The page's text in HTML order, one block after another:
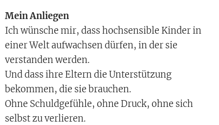
Mein Anliegen
Ich wünsche mir, dass hochsensible Kinder in
einer Welt aufwachsen dürfen, in der sie
verstanden werden.
Und dass ihre Eltern die Unterstützung
bekommen, die sie brauchen.
Ohne Schuldgefühle, ohne Druck, ohne sich
selbst zu verlieren.